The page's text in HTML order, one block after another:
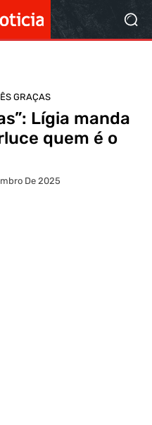
GRAÇAS
Lígia manda
quem é o
De 2025